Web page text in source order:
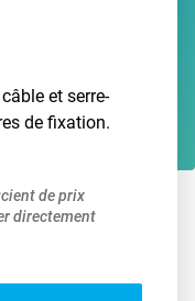
et serre-
de fixation.
de prix
directement